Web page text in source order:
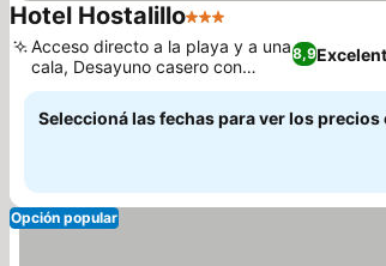
Hotel Hostalillo3 Estrellas
8,9
Acceso directo a la playa y a una
cala, Desayuno casero con
vistas
Seleccioná las fechas para ver los precios
Opción popular